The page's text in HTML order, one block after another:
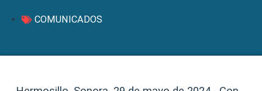
COMUNICADOS